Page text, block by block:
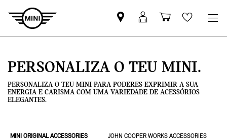
Pesquisar
parceiro
Iniciar
sessão
Carrinho
de
Wishlist
PERSONALIZA O TEU MINI.
PERSONALIZA O TEU MINI PARA PODERES EXPRIMIR A SUA
ENERGIA E CARISMA COM UMA VARIEDADE DE ACESSÓRIOS
ELEGANTES.
MINI ORIGINAL ACCESSORIES JOHN COOPER WORKS ACCESSORIES